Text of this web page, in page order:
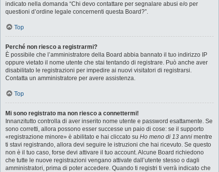
indicato nella domanda “Chi devo contattare per segnalare abusi e/o per
questioni d’ordine legale concernenti questa Board?”.
Top
Perché non riesco a registrarmi?
È possibile che l’amministratore della Board abbia bannato il tuo indirizzo IP
oppure vietato il nome utente che stai tentando di registrare. Può anche aver
disabilitato le registrazioni per impedire ai nuovi visitatori di registrarsi.
Contatta un amministratore per avere assistenza.
Top
Mi sono registrato ma non riesco a connettermi!
Innanzitutto controlla di aver inserito nome utente e password esattamente. Se
sono corretti, allora possono esser successe un paio di cose: se il supporto
«registrazione minore» è abilitato e hai cliccato su Ho meno di 13 anni mentre
ti stavi registrando, allora devi seguire le istruzioni che hai ricevuto. Se questo
non è il tuo caso, forse devi attivare il tuo account. Alcune Board richiedono
che tutte le nuove registrazioni vengano attivate dall’utente stesso o dagli
amministratori, prima di poter accedere. Quando ti registri ti verrà indicato che